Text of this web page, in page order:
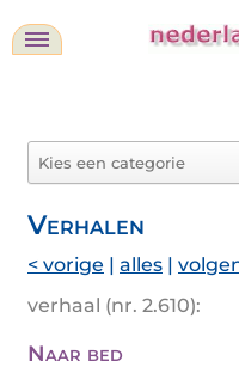
Verhalen
< vorige | alles |
verhaal (nr. 2.610):
Naar bed